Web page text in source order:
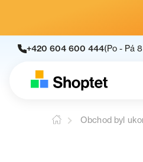
+420 604 600 444(Po - Pá
Obchod byl